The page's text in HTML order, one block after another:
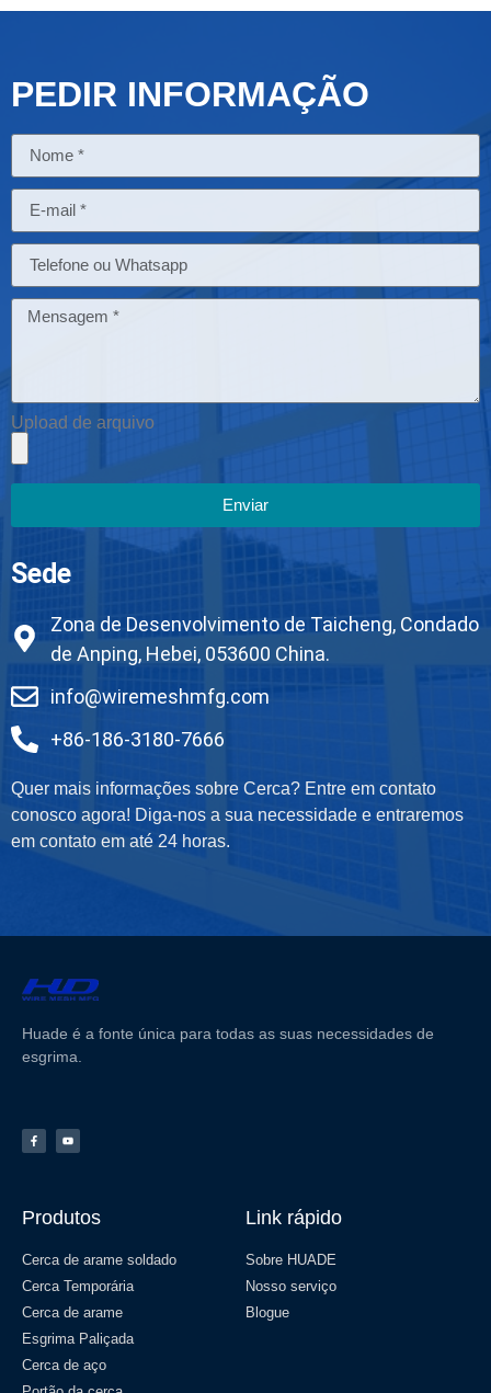
PEDIR INFORMAÇÃO
Upload de arquivo
Enviar
Sede
Zona de Desenvolvimento de Taicheng, Condado
de Anping, Hebei, 053600 China.
info@wiremeshmfg.com
+86-186-3180-7666
Quer mais informações sobre Cerca? Entre em contato
conosco agora! Diga-nos a sua necessidade e entraremos
em contato em até 24 horas.
Huade é a fonte única para todas as suas necessidades de
esgrima.
Produtos
Cerca de arame soldado
Cerca Temporária
Cerca de arame
Esgrima Paliçada
Cerca de aço
Link rápido
Sobre HUADE
Nosso serviço
Blogue